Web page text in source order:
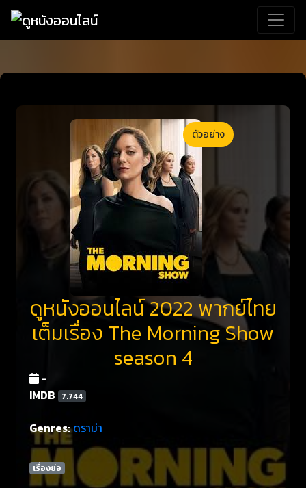
ตัวอย่าง
ดูหนังออนไลน์ 2022 พากย์ไทย
เต็มเรื่อง The Morning Show
season 4
-
IMDB
7.744
Genres: ดราม่า
เรื่องย่อ